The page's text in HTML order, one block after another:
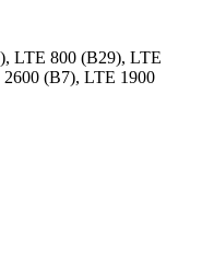
LTE 800 (B29), LTE
(B7), LTE 1900